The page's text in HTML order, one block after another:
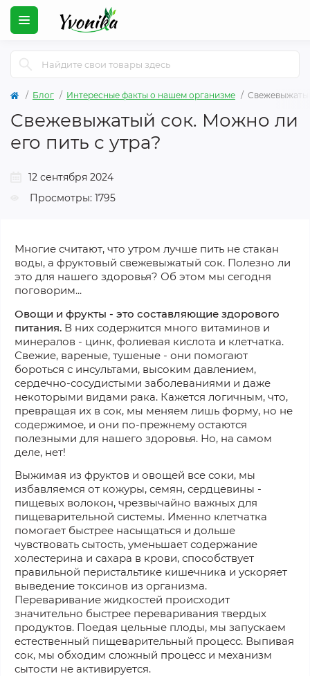
Блог Интересные факты о нашем организме
Свежевыжатый сок. Можно ли
его пить с утра?
12 сентября 2024
Просмотры: 1795
Многие считают, что утром лучше пить не стакан
воды, а фруктовый свежевыжатый сок. Полезно ли
это для нашего здоровья? Об этом мы сегодня
поговорим...
Овощи и фрукты - это составляющие здорового
питания. В них содержится много витаминов и
минералов - цинк, фолиевая кислота и клетчатка.
Свежие, вареные, тушеные - они помогают
бороться с инсультами, высоким давлением,
сердечно-сосудистыми заболеваниями и даже
некоторыми видами рака. Кажется логичным, что,
превращая их в сок, мы меняем лишь форму, но не
содержимое, и они по-прежнему остаются
полезными для нашего здоровья. Но, на самом
деле, нет!
Выжимая из фруктов и овощей все соки, мы
избавляемся от кожуры, семян, сердцевины -
пищевых волокон, чрезвычайно важных для
пищеварительной системы. Именно клетчатка
помогает быстрее насыщаться и дольше
чувствовать сытость, уменьшает содержание
холестерина и сахара в крови, способствует
правильной перистальтике кишечника и ускоряет
выведение токсинов из организма.
Переваривание жидкостей происходит
значительно быстрее переваривания твердых
продуктов. Поедая цельные плоды, мы запускаем
естественный пищеварительный процесс. Выпивая
сок, мы обходим сложный процесс и механизм
сытости не активируется.